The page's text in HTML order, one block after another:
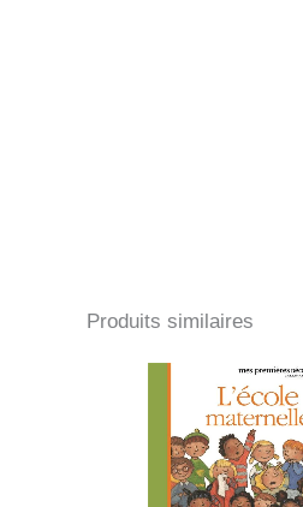
Produits similaires